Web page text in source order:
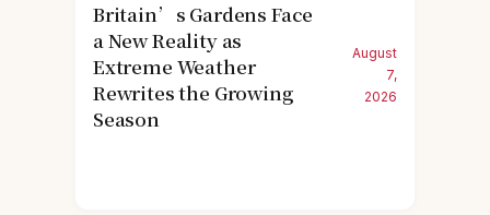
Britain’s Gardens Face
a New Reality as
Extreme Weather
Rewrites the Growing
Season
August
7,
2026